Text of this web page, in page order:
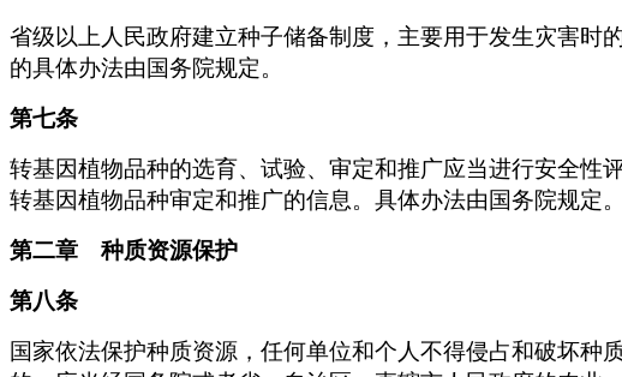
省级以上人民政府建立种子储备制度，主要用于发生灾害时
的具体办法由国务院规定。
第七条
转基因植物品种的选育、试验、审定和推广应当进行安全性
转基因植物品种审定和推广的信息。具体办法由国务院规定。
第二章 种质资源保护
第八条
国家依法保护种质资源，任何单位和个人不得侵占和破坏